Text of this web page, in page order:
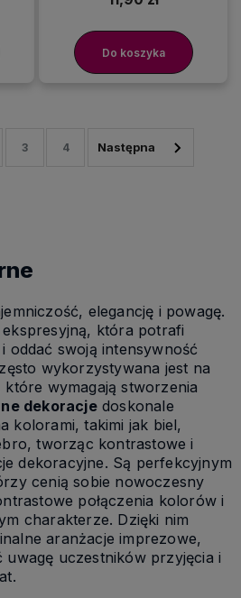
Do koszyka
3 4
elegancję i powagę.
która potrafi
oddać swoją intensywność
wykorzystywana jest na
wymagają stworzenia
dekoracjedoskonale
kolorami, takimi jak biel,
tworząc kontrastowe i
dekoracyjne. Są perfekcyjnym
cenią sobie nowoczesny
połączenia kolorów i
charakterze. Dzięki nim
aranżacje imprezowe,
uwagę uczestników przyjęcia i